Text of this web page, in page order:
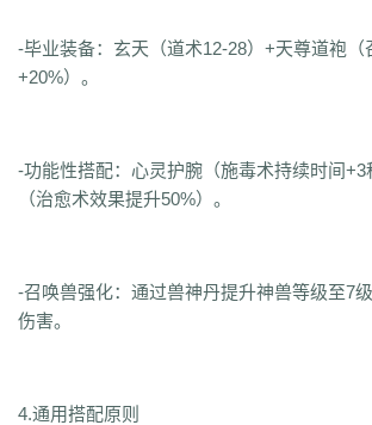
-毕业装备：玄天（道术12-28）+天尊道袍（
+20%）。
-功能性搭配：心灵护腕（施毒术持续时间
（治愈术效果提升50%）。
-召唤兽强化：通过兽神丹提升神兽等级至7
伤害。
4.通用搭配原则